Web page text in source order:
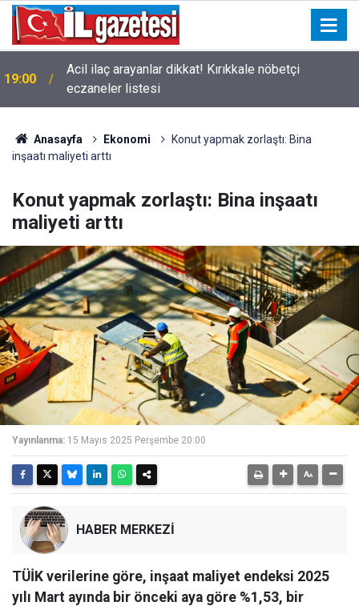
19:00
Acil ilaç arayanlar dikkat! Kırıkkale nöbetçi
eczaneler listesi
Anasayfa Ekonomi
Konut yapmak zorlaştı: Bina
inşaatı maliyeti arttı
Konut yapmak zorlaştı: Bina inşaatı
maliyeti arttı
Yayınlanma: 15 Mayıs 2025 Perşembe 20:00
HABER MERKEZİ
TÜİK verilerine göre, inşaat maliyet endeksi 2025
yılı Mart ayında bir önceki aya göre %1,53, bir